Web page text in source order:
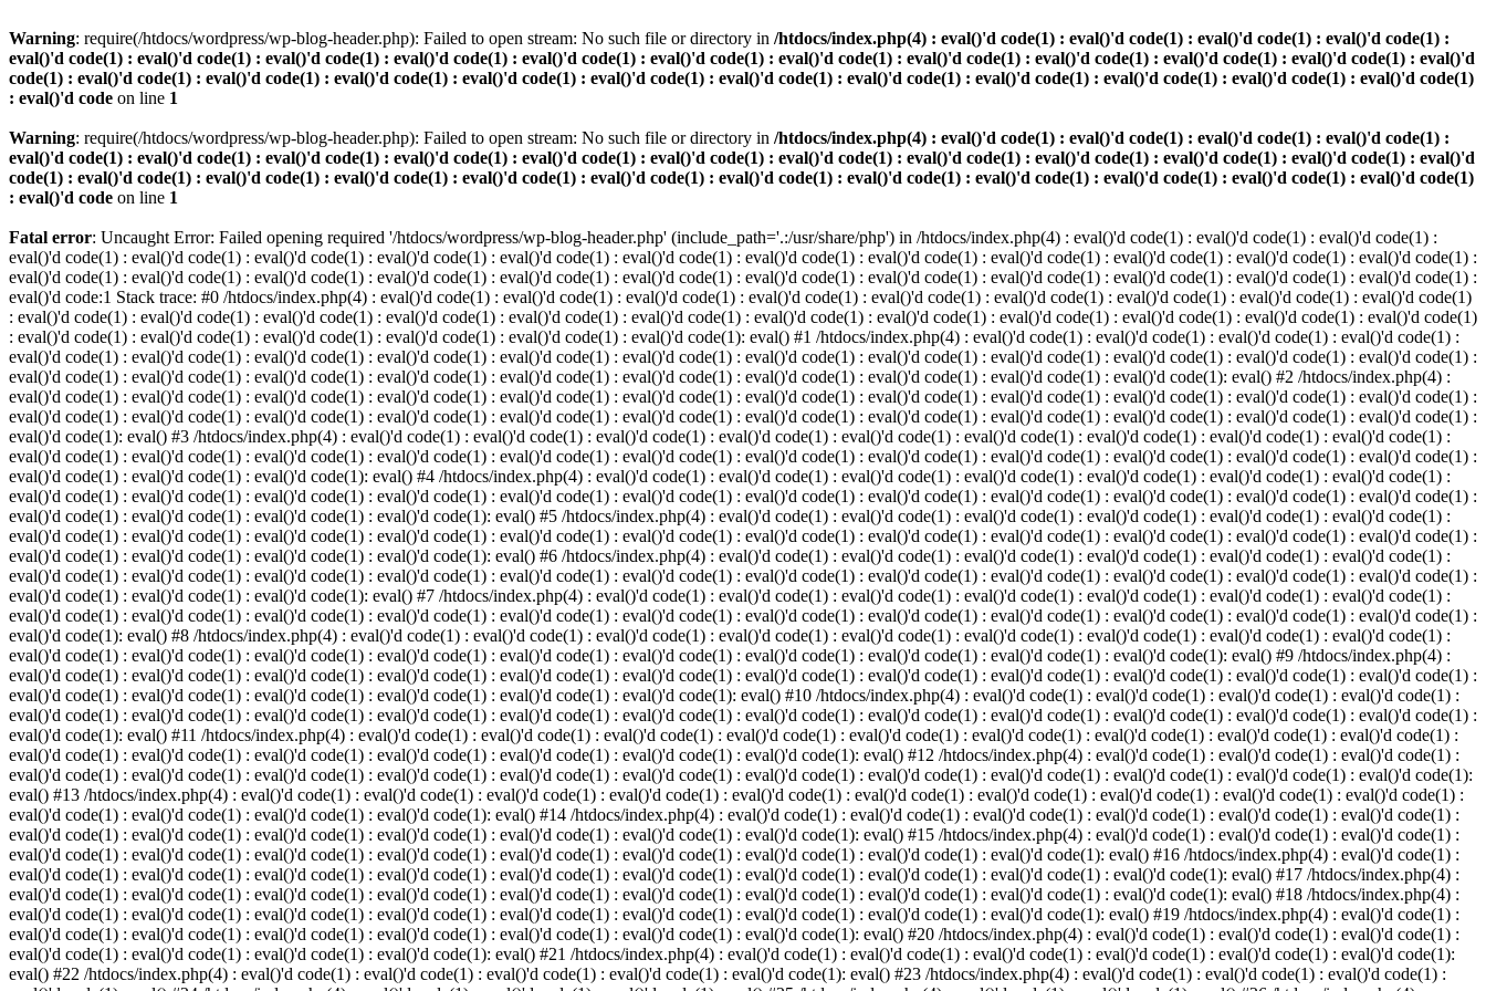
Warning: require(/htdocs/wordpress/wp-blog-header.php): Failed to open stream: No such file or directory in /htdocs/index.php(4) : eval()'d code(1) : eval()'d code(1) : eval()'d code(1) : eval()'d code(1) :
eval()'d code(1) : eval()'d code(1) : eval()'d code(1) : eval()'d code(1) : eval()'d code(1) : eval()'d code(1) : eval()'d code(1) : eval()'d code(1) : eval()'d code(1) : eval()'d code(1) : eval()'d code(1) : eval()'d
code(1) : eval()'d code(1) : eval()'d code(1) : eval()'d code(1) : eval()'d code(1) : eval()'d code(1) : eval()'d code(1) : eval()'d code(1) : eval()'d code(1) : eval()'d code(1) : eval()'d code(1) : eval()'d code(1)
: eval()'d code on line 1
Warning: require(/htdocs/wordpress/wp-blog-header.php): Failed to open stream: No such file or directory in /htdocs/index.php(4) : eval()'d code(1) : eval()'d code(1) : eval()'d code(1) : eval()'d code(1) :
eval()'d code(1) : eval()'d code(1) : eval()'d code(1) : eval()'d code(1) : eval()'d code(1) : eval()'d code(1) : eval()'d code(1) : eval()'d code(1) : eval()'d code(1) : eval()'d code(1) : eval()'d code(1) : eval()'d
code(1) : eval()'d code(1) : eval()'d code(1) : eval()'d code(1) : eval()'d code(1) : eval()'d code(1) : eval()'d code(1) : eval()'d code(1) : eval()'d code(1) : eval()'d code(1) : eval()'d code(1) : eval()'d code(1)
: eval()'d code on line 1
Fatal error: Uncaught Error: Failed opening required '/htdocs/wordpress/wp-blog-header.php' (include_path='.:/usr/share/php') in /htdocs/index.php(4) : eval()'d code(1) : eval()'d code(1) : eval()'d code(1) :
eval()'d code(1) : eval()'d code(1) : eval()'d code(1) : eval()'d code(1) : eval()'d code(1) : eval()'d code(1) : eval()'d code(1) : eval()'d code(1) : eval()'d code(1) : eval()'d code(1) : eval()'d code(1) : eval()'d code(1) :
eval()'d code(1) : eval()'d code(1) : eval()'d code(1) : eval()'d code(1) : eval()'d code(1) : eval()'d code(1) : eval()'d code(1) : eval()'d code(1) : eval()'d code(1) : eval()'d code(1) : eval()'d code(1) : eval()'d code(1) :
eval()'d code:1 Stack trace: #0 /htdocs/index.php(4) : eval()'d code(1) : eval()'d code(1) : eval()'d code(1) : eval()'d code(1) : eval()'d code(1) : eval()'d code(1) : eval()'d code(1) : eval()'d code(1) : eval()'d code(1)
: eval()'d code(1) : eval()'d code(1) : eval()'d code(1) : eval()'d code(1) : eval()'d code(1) : eval()'d code(1) : eval()'d code(1) : eval()'d code(1) : eval()'d code(1) : eval()'d code(1) : eval()'d code(1) : eval()'d code(1)
: eval()'d code(1) : eval()'d code(1) : eval()'d code(1) : eval()'d code(1) : eval()'d code(1) : eval()'d code(1): eval() #1 /htdocs/index.php(4) : eval()'d code(1) : eval()'d code(1) : eval()'d code(1) : eval()'d code(1) :
eval()'d code(1) : eval()'d code(1) : eval()'d code(1) : eval()'d code(1) : eval()'d code(1) : eval()'d code(1) : eval()'d code(1) : eval()'d code(1) : eval()'d code(1) : eval()'d code(1) : eval()'d code(1) : eval()'d code(1) :
eval()'d code(1) : eval()'d code(1) : eval()'d code(1) : eval()'d code(1) : eval()'d code(1) : eval()'d code(1) : eval()'d code(1) : eval()'d code(1) : eval()'d code(1) : eval()'d code(1): eval() #2 /htdocs/index.php(4) :
eval()'d code(1) : eval()'d code(1) : eval()'d code(1) : eval()'d code(1) : eval()'d code(1) : eval()'d code(1) : eval()'d code(1) : eval()'d code(1) : eval()'d code(1) : eval()'d code(1) : eval()'d code(1) : eval()'d code(1) :
eval()'d code(1) : eval()'d code(1) : eval()'d code(1) : eval()'d code(1) : eval()'d code(1) : eval()'d code(1) : eval()'d code(1) : eval()'d code(1) : eval()'d code(1) : eval()'d code(1) : eval()'d code(1) : eval()'d code(1) :
eval()'d code(1): eval() #3 /htdocs/index.php(4) : eval()'d code(1) : eval()'d code(1) : eval()'d code(1) : eval()'d code(1) : eval()'d code(1) : eval()'d code(1) : eval()'d code(1) : eval()'d code(1) : eval()'d code(1) :
eval()'d code(1) : eval()'d code(1) : eval()'d code(1) : eval()'d code(1) : eval()'d code(1) : eval()'d code(1) : eval()'d code(1) : eval()'d code(1) : eval()'d code(1) : eval()'d code(1) : eval()'d code(1) : eval()'d code(1) :
eval()'d code(1) : eval()'d code(1) : eval()'d code(1): eval() #4 /htdocs/index.php(4) : eval()'d code(1) : eval()'d code(1) : eval()'d code(1) : eval()'d code(1) : eval()'d code(1) : eval()'d code(1) : eval()'d code(1) :
eval()'d code(1) : eval()'d code(1) : eval()'d code(1) : eval()'d code(1) : eval()'d code(1) : eval()'d code(1) : eval()'d code(1) : eval()'d code(1) : eval()'d code(1) : eval()'d code(1) : eval()'d code(1) : eval()'d code(1) :
eval()'d code(1) : eval()'d code(1) : eval()'d code(1) : eval()'d code(1): eval() #5 /htdocs/index.php(4) : eval()'d code(1) : eval()'d code(1) : eval()'d code(1) : eval()'d code(1) : eval()'d code(1) : eval()'d code(1) :
eval()'d code(1) : eval()'d code(1) : eval()'d code(1) : eval()'d code(1) : eval()'d code(1) : eval()'d code(1) : eval()'d code(1) : eval()'d code(1) : eval()'d code(1) : eval()'d code(1) : eval()'d code(1) : eval()'d code(1) :
eval()'d code(1) : eval()'d code(1) : eval()'d code(1) : eval()'d code(1): eval() #6 /htdocs/index.php(4) : eval()'d code(1) : eval()'d code(1) : eval()'d code(1) : eval()'d code(1) : eval()'d code(1) : eval()'d code(1) :
eval()'d code(1) : eval()'d code(1) : eval()'d code(1) : eval()'d code(1) : eval()'d code(1) : eval()'d code(1) : eval()'d code(1) : eval()'d code(1) : eval()'d code(1) : eval()'d code(1) : eval()'d code(1) : eval()'d code(1) :
eval()'d code(1) : eval()'d code(1) : eval()'d code(1): eval() #7 /htdocs/index.php(4) : eval()'d code(1) : eval()'d code(1) : eval()'d code(1) : eval()'d code(1) : eval()'d code(1) : eval()'d code(1) : eval()'d code(1) :
eval()'d code(1) : eval()'d code(1) : eval()'d code(1) : eval()'d code(1) : eval()'d code(1) : eval()'d code(1) : eval()'d code(1) : eval()'d code(1) : eval()'d code(1) : eval()'d code(1) : eval()'d code(1) : eval()'d code(1) :
eval()'d code(1): eval() #8 /htdocs/index.php(4) : eval()'d code(1) : eval()'d code(1) : eval()'d code(1) : eval()'d code(1) : eval()'d code(1) : eval()'d code(1) : eval()'d code(1) : eval()'d code(1) : eval()'d code(1) :
eval()'d code(1) : eval()'d code(1) : eval()'d code(1) : eval()'d code(1) : eval()'d code(1) : eval()'d code(1) : eval()'d code(1) : eval()'d code(1) : eval()'d code(1) : eval()'d code(1): eval() #9 /htdocs/index.php(4) :
eval()'d code(1) : eval()'d code(1) : eval()'d code(1) : eval()'d code(1) : eval()'d code(1) : eval()'d code(1) : eval()'d code(1) : eval()'d code(1) : eval()'d code(1) : eval()'d code(1) : eval()'d code(1) : eval()'d code(1) :
eval()'d code(1) : eval()'d code(1) : eval()'d code(1) : eval()'d code(1) : eval()'d code(1) : eval()'d code(1): eval() #10 /htdocs/index.php(4) : eval()'d code(1) : eval()'d code(1) : eval()'d code(1) : eval()'d code(1) :
eval()'d code(1) : eval()'d code(1) : eval()'d code(1) : eval()'d code(1) : eval()'d code(1) : eval()'d code(1) : eval()'d code(1) : eval()'d code(1) : eval()'d code(1) : eval()'d code(1) : eval()'d code(1) : eval()'d code(1) :
eval()'d code(1): eval() #11 /htdocs/index.php(4) : eval()'d code(1) : eval()'d code(1) : eval()'d code(1) : eval()'d code(1) : eval()'d code(1) : eval()'d code(1) : eval()'d code(1) : eval()'d code(1) : eval()'d code(1) :
eval()'d code(1) : eval()'d code(1) : eval()'d code(1) : eval()'d code(1) : eval()'d code(1) : eval()'d code(1) : eval()'d code(1): eval() #12 /htdocs/index.php(4) : eval()'d code(1) : eval()'d code(1) : eval()'d code(1) :
eval()'d code(1) : eval()'d code(1) : eval()'d code(1) : eval()'d code(1) : eval()'d code(1) : eval()'d code(1) : eval()'d code(1) : eval()'d code(1) : eval()'d code(1) : eval()'d code(1) : eval()'d code(1) : eval()'d code(1):
eval() #13 /htdocs/index.php(4) : eval()'d code(1) : eval()'d code(1) : eval()'d code(1) : eval()'d code(1) : eval()'d code(1) : eval()'d code(1) : eval()'d code(1) : eval()'d code(1) : eval()'d code(1) : eval()'d code(1) :
eval()'d code(1) : eval()'d code(1) : eval()'d code(1) : eval()'d code(1): eval() #14 /htdocs/index.php(4) : eval()'d code(1) : eval()'d code(1) : eval()'d code(1) : eval()'d code(1) : eval()'d code(1) : eval()'d code(1) :
eval()'d code(1) : eval()'d code(1) : eval()'d code(1) : eval()'d code(1) : eval()'d code(1) : eval()'d code(1) : eval()'d code(1): eval() #15 /htdocs/index.php(4) : eval()'d code(1) : eval()'d code(1) : eval()'d code(1) :
eval()'d code(1) : eval()'d code(1) : eval()'d code(1) : eval()'d code(1) : eval()'d code(1) : eval()'d code(1) : eval()'d code(1) : eval()'d code(1) : eval()'d code(1): eval() #16 /htdocs/index.php(4) : eval()'d code(1) :
eval()'d code(1) : eval()'d code(1) : eval()'d code(1) : eval()'d code(1) : eval()'d code(1) : eval()'d code(1) : eval()'d code(1) : eval()'d code(1) : eval()'d code(1) : eval()'d code(1): eval() #17 /htdocs/index.php(4) :
eval()'d code(1) : eval()'d code(1) : eval()'d code(1) : eval()'d code(1) : eval()'d code(1) : eval()'d code(1) : eval()'d code(1) : eval()'d code(1) : eval()'d code(1) : eval()'d code(1): eval() #18 /htdocs/index.php(4) :
eval()'d code(1) : eval()'d code(1) : eval()'d code(1) : eval()'d code(1) : eval()'d code(1) : eval()'d code(1) : eval()'d code(1) : eval()'d code(1) : eval()'d code(1): eval() #19 /htdocs/index.php(4) : eval()'d code(1) :
eval()'d code(1) : eval()'d code(1) : eval()'d code(1) : eval()'d code(1) : eval()'d code(1) : eval()'d code(1) : eval()'d code(1): eval() #20 /htdocs/index.php(4) : eval()'d code(1) : eval()'d code(1) : eval()'d code(1) :
eval()'d code(1) : eval()'d code(1) : eval()'d code(1) : eval()'d code(1): eval() #21 /htdocs/index.php(4) : eval()'d code(1) : eval()'d code(1) : eval()'d code(1) : eval()'d code(1) : eval()'d code(1) : eval()'d code(1):
eval() #22 /htdocs/index.php(4) : eval()'d code(1) : eval()'d code(1) : eval()'d code(1) : eval()'d code(1) : eval()'d code(1): eval() #23 /htdocs/index.php(4) : eval()'d code(1) : eval()'d code(1) : eval()'d code(1) :